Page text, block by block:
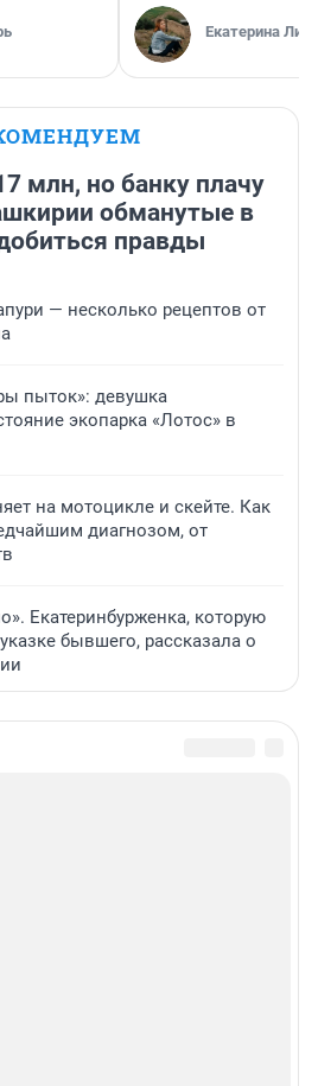
Екатерина
млн, но банку плачу
обманутые в
правды
— несколько рецептов от
пыток»: девушка
экопарка «Лотос» в
на мотоцикле и скейте. Как
диагнозом, от
Екатеринбурженка, которую
бывшего, рассказала о